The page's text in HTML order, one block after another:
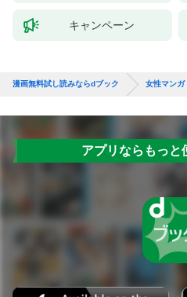
キャンペーン
漫画無料試し読みならdブック 女性マンガ
アプリならもっと